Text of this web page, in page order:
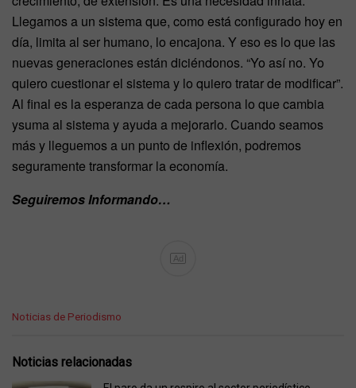
Llegamos a un sistema que, como está configurado hoy en
día, limita al ser humano, lo encajona. Y eso es lo que las
nuevas generaciones están diciéndonos. “Yo así no. Yo
quiero cuestionar el sistema y lo quiero tratar de modificar”.
Al final es la esperanza de cada persona lo que cambia
ysuma al sistema y ayuda a mejorarlo. Cuando seamos
más y lleguemos a un punto de inflexión, podremos
seguramente transformar la economía.
Seguiremos Informando…
Ad
C
e
Noticias de Periodismo
Noticias relacionadas